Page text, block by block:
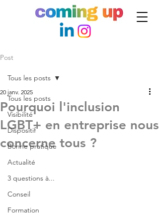
Post
Tous les posts
Visibilité
Dispositif
Bonne pratique
Actualité
3 questions à...
Conseil
Formation
Tous les posts
Pourquoi l'inclusion
LGBT+ en entreprise nous
concerne tous ?
20 janv. 2025